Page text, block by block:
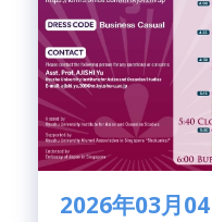
2026年03月